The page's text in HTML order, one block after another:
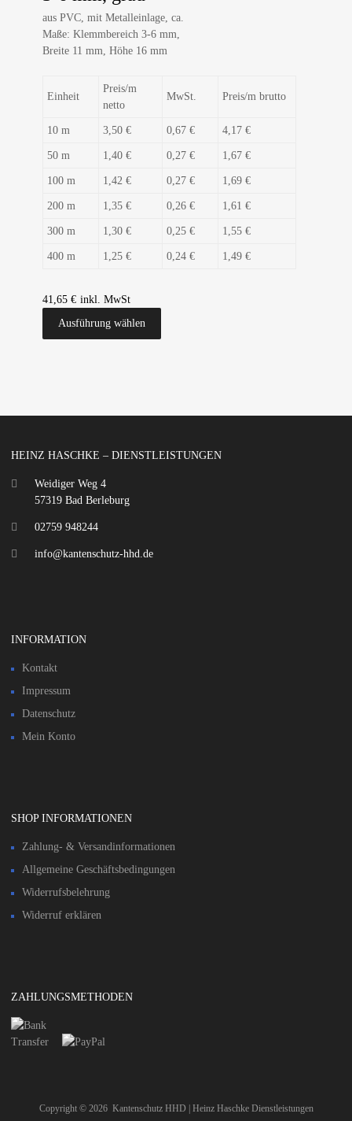
aus PVC, mit Metalleinlage, ca.
Maße: Klemmbereich 3-6 mm,
Breite 11 mm, Höhe 16 mm
Einheit
Preis/m
netto
MwSt. Preis/m brutto
10 m 3,50 € 0,67 € 4,17 €
50 m 1,40 € 0,27 € 1,67 €
100 m 1,42 € 0,27 € 1,69 €
200 m 1,35 € 0,26 € 1,61 €
300 m 1,30 € 0,25 € 1,55 €
400 m 1,25 € 0,24 € 1,49 €
41,65 €
Ausführung wählen
HEINZ HASCHKE – DIENSTLEISTUNGEN
Weidiger Weg 4
57319 Bad Berleburg
02759 948244
info@kantenschutz-hhd.de
INFORMATION
Kontakt
Impressum
Datenschutz
Mein Konto
SHOP INFORMATIONEN
Zahlung- & Versandinformationen​
Allgemeine Geschäftsbedingungen
Widerrufsbelehrung
Widerruf erklären
ZAHLUNGSMETHODEN
Copyright © 2026 Kantenschutz HHD | Heinz Haschke Dienstleistungen